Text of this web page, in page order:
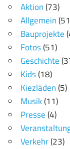
Aktion(73)
Allgemein
Bauprojekte
Fotos(51)
Geschichte
Kids(18)
Kiezläden(5)
Musik(11)
Presse(4)
Verkehr(23)